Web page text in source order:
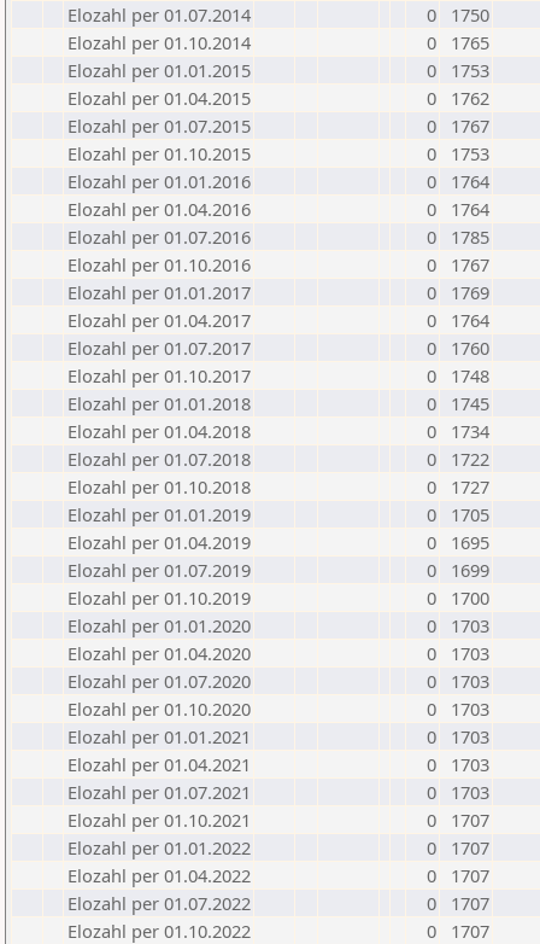
Elozahl per 01.07.2014
0
1750
Elozahl per 01.10.2014
0
1765
Elozahl per 01.01.2015
0
1753
Elozahl per 01.04.2015
0
1762
Elozahl per 01.07.2015
0
1767
Elozahl per 01.10.2015
0
1753
Elozahl per 01.01.2016
0
1764
Elozahl per 01.04.2016
0
1764
Elozahl per 01.07.2016
0
1785
Elozahl per 01.10.2016
0
1767
Elozahl per 01.01.2017
0
1769
Elozahl per 01.04.2017
0
1764
Elozahl per 01.07.2017
0
1760
Elozahl per 01.10.2017
0
1748
Elozahl per 01.01.2018
0
1745
Elozahl per 01.04.2018
0
1734
Elozahl per 01.07.2018
0
1722
Elozahl per 01.10.2018
0
1727
Elozahl per 01.01.2019
0
1705
Elozahl per 01.04.2019
0
1695
Elozahl per 01.07.2019
0
1699
Elozahl per 01.10.2019
0
1700
Elozahl per 01.01.2020
0
1703
Elozahl per 01.04.2020
0
1703
Elozahl per 01.07.2020
0
1703
Elozahl per 01.10.2020
0
1703
Elozahl per 01.01.2021
0
1703
Elozahl per 01.04.2021
0
1703
Elozahl per 01.07.2021
0
1703
Elozahl per 01.10.2021
0
1707
Elozahl per 01.01.2022
0
1707
Elozahl per 01.04.2022
0
1707
Elozahl per 01.07.2022
0
1707
Elozahl per 01.10.2022
0
1707